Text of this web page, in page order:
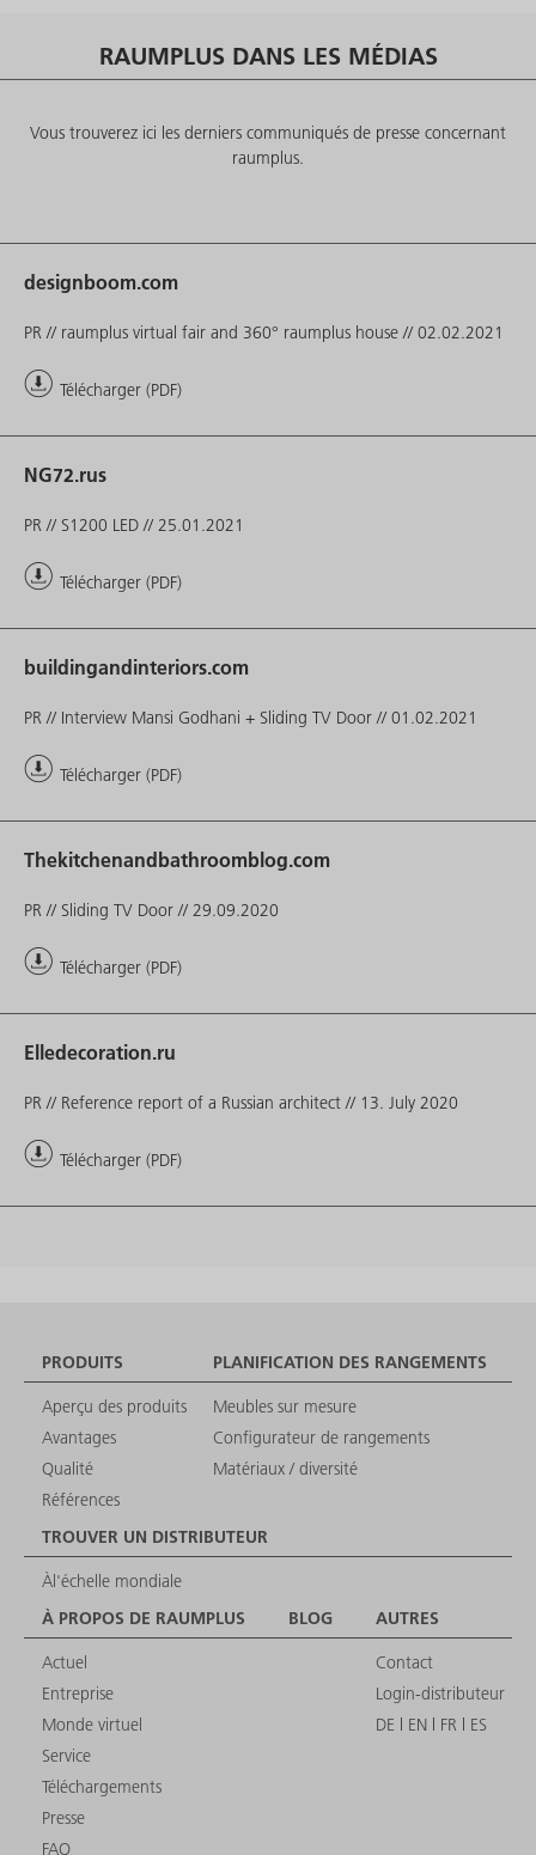
RAUMPLUS DANS LES MÉDIAS
Vous trouverez ici les derniers communiqués de presse concernant
raumplus.
designboom.com
PR // raumplus virtual fair and 360° raumplus house // 02.02.2021
Télécharger (PDF)
NG72.rus
PR // S1200 LED // 25.01.2021
Télécharger (PDF)
buildingandinteriors.com
PR // Interview Mansi Godhani + Sliding TV Door // 01.02.2021
Télécharger (PDF)
Thekitchenandbathroomblog.com
PR // Sliding TV Door // 29.09.2020
Télécharger (PDF)
Elledecoration.ru
PR // Reference report of a Russian architect // 13. July 2020
Télécharger (PDF)
PRODUITS
Aperçu des produits
Avantages
Qualité
Références
PLANIFICATION DES RANGEMENTS
Meubles sur mesure
Configurateur de rangements
Matériaux / diversité
TROUVER UN DISTRIBUTEUR
Àl'échelle mondiale
À PROPOS DE RAUMPLUS
Actuel
Entreprise
Monde virtuel
Service
Téléchargements
Presse
FAQ
BLOG AUTRES
Contact
Login-distributeur
DE
EN FR ES